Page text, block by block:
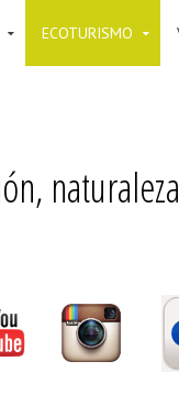
ECOTURISMO